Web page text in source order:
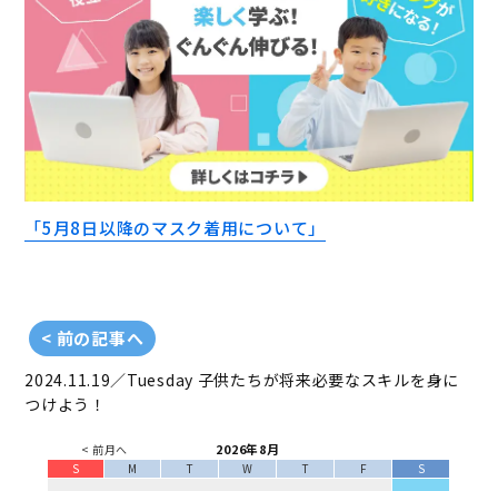
「5月8日以降のマスク着用について」
< 前の記事へ
2024.11.19／Tuesday 子供たちが将来必要なスキルを身に
つけよう！
< 前月へ 2026年8月
S M T W T F
S